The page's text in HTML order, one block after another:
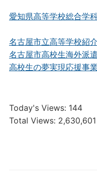
愛知県高等学校総合学
名古屋市立高等学校紹介
名古屋市高校生海外派
高校生の夢実現応援事
Today's Views: 144
Total Views: 2,630,601